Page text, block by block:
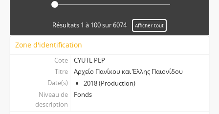
Résultats 1 à 100 sur 6074 Afficher tout
Zone d'identification
Cote
CYUTL PEP
Titre
Αρχείο Πανίκου και Έλλης Παιονίδου
Date(s)
2018 (Production)
Niveau de
description
Fonds